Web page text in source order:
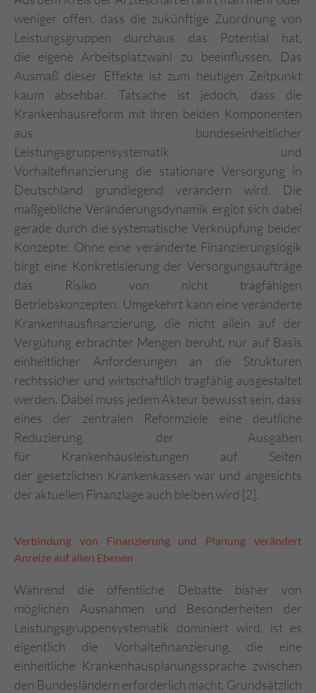
weniger offen, dass die zukünftige Zuordnung von
Leistungsgruppen durchaus das Potential hat,
die eigene Arbeitsplatzwahl zu beeinflussen. Das
Ausmaß dieser Effekte ist zum heutigen Zeitpunkt
kaum absehbar. Tatsache ist jedoch, dass die
Krankenhausreform mit ihren beiden Komponenten
aus bundeseinheitlicher
Leistungsgruppensystematik und
Vorhaltefinanzierung die stationäre Versorgung in
Deutschland grundlegend verändern wird. Die
maßgebliche Veränderungsdynamik ergibt sich dabei
gerade durch die systematische Verknüpfung beider
Konzepte: Ohne eine veränderte Finanzierungslogik
birgt eine Konkretisierung der Versorgungsaufträge
das Risiko von nicht tragfähigen
Betriebskonzepten. Umgekehrt kann eine veränderte
Krankenhausfinanzierung, die nicht allein auf der
Vergütung erbrachter Mengen beruht, nur auf Basis
einheitlicher Anforderungen an die Strukturen
rechtssicher und wirtschaftlich tragfähig ausgestaltet
werden. Dabei muss jedem Akteur bewusst sein, dass
eines der zentralen Reformziele eine deutliche
Reduzierung der Ausgaben
für Krankenhausleistungen auf Seiten
der gesetzlichen Krankenkassen war und angesichts
der aktuellen Finanzlage auch bleiben wird [2].
Verbindung von Finanzierung und Planung verändert
Anreize auf allen Ebenen
Während die öffentliche Debatte bisher von
möglichen Ausnahmen und Besonderheiten der
Leistungsgruppensystematik dominiert wird, ist es
eigentlich die Vorhaltefinanzierung, die eine
einheitliche Krankenhausplanungssprache zwischen
den Bundesländern erforderlich macht. Grundsätzlich